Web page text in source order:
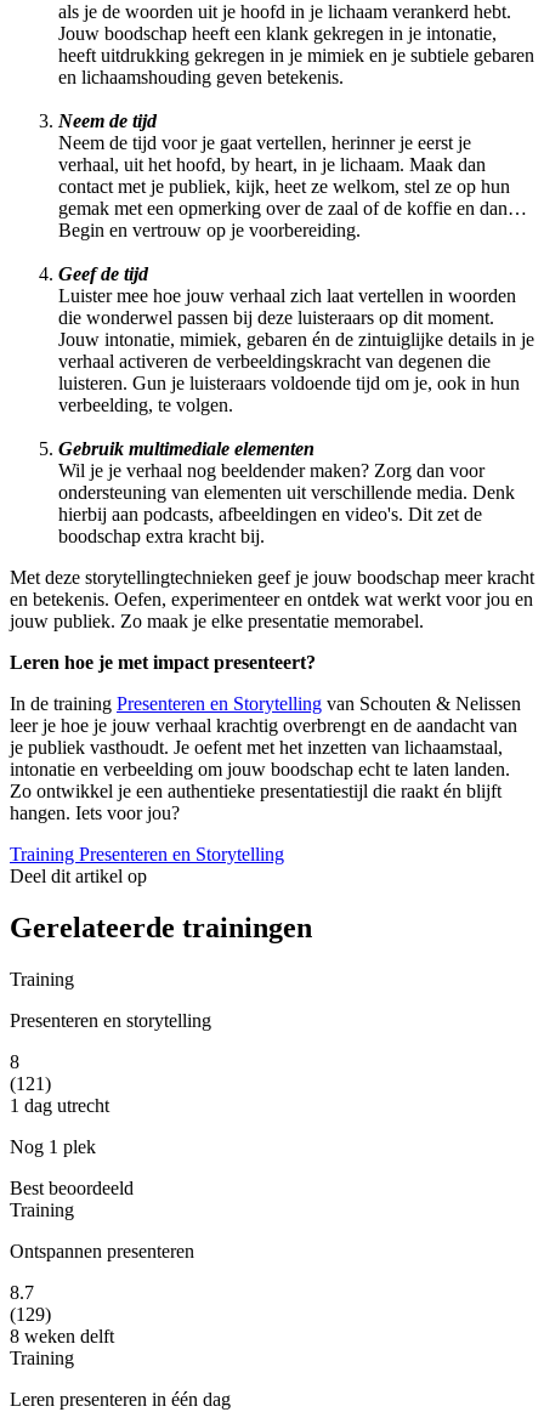
als je de woorden uit je hoofd in je lichaam verankerd hebt.
Jouw boodschap heeft een klank gekregen in je intonatie,
heeft uitdrukking gekregen in je mimiek en je subtiele gebaren
en lichaamshouding geven betekenis.
Neem de tijd
Neem de tijd voor je gaat vertellen, herinner je eerst je
verhaal, uit het hoofd, by heart, in je lichaam. Maak dan
contact met je publiek, kijk, heet ze welkom, stel ze op hun
gemak met een opmerking over de zaal of de koffie en dan…
Begin en vertrouw op je voorbereiding.
Geef de tijd
Luister mee hoe jouw verhaal zich laat vertellen in woorden
die wonderwel passen bij deze luisteraars op dit moment.
Jouw intonatie, mimiek, gebaren én de zintuiglijke details in je
verhaal activeren de verbeeldingskracht van degenen die
luisteren. Gun je luisteraars voldoende tijd om je, ook in hun
verbeelding, te volgen.
Gebruik multimediale elementen
Wil je je verhaal nog beeldender maken? Zorg dan voor
ondersteuning van elementen uit verschillende media. Denk
hierbij aan podcasts, afbeeldingen en video's. Dit zet de
boodschap extra kracht bij.
Met deze storytellingtechnieken geef je jouw boodschap meer kracht
en betekenis. Oefen, experimenteer en ontdek wat werkt voor jou en
jouw publiek. Zo maak je elke presentatie memorabel.
Leren hoe je met impact presenteert?
In de training Presenteren en Storytelling van Schouten & Nelissen
leer je hoe je jouw verhaal krachtig overbrengt en de aandacht van
je publiek vasthoudt. Je oefent met het inzetten van lichaamstaal,
intonatie en verbeelding om jouw boodschap echt te laten landen.
Zo ontwikkel je een authentieke presentatie­stijl die raakt én blijft
hangen. Iets voor jou?
Training Presenteren en Storytelling
Deel dit artikel op
Gerelateerde trainingen
Training
Presenteren en storytelling
8
(121)
1 dag utrecht
Nog 1 plek
Best beoordeeld
Training
Ontspannen presenteren
8.7
(129)
8 weken delft
Training
Leren presenteren in één dag